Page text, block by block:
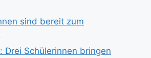
sind bereit zum
Drei Schülerinnen bringen